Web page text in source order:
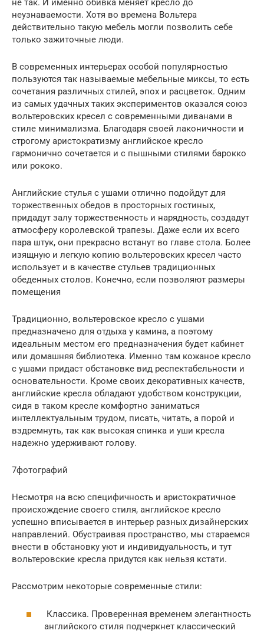
не так. И именно обивка меняет кресло до
неузнаваемости. Хотя во времена Вольтера
действительно такую мебель могли позволить себе
только зажиточные люди.
В современных интерьерах особой популярностью
пользуются так называемые мебельные миксы, то есть
сочетания различных стилей, эпох и расцветок. Одним
из самых удачных таких экспериментов оказался союз
вольтеровских кресел с современными диванами в
стиле минимализма. Благодаря своей лаконичности и
строгому аристократизму английское кресло
гармонично сочетается и с пышными стилями барокко
или рококо.
Английские стулья с ушами отлично подойдут для
торжественных обедов в просторных гостиных,
придадут залу торжественность и нарядность, создадут
атмосферу королевской трапезы. Даже если их всего
пара штук, они прекрасно встанут во главе стола. Более
изящную и легкую копию вольтеровских кресел часто
использует и в качестве стульев традиционных
обеденных столов. Конечно, если позволяют размеры
помещения
Традиционно, вольтеровское кресло с ушами
предназначено для отдыха у камина, а поэтому
идеальным местом его предназначения будет кабинет
или домашняя библиотека. Именно там кожаное кресло
с ушами придаст обстановке вид респектабельности и
основательности. Кроме своих декоративных качеств,
английские кресла обладают удобством конструкции,
сидя в таком кресле комфортно заниматься
интеллектуальным трудом, писать, читать, а порой и
вздремнуть, так как высокая спинка и уши кресла
надежно удерживают голову.
7фотографий
Несмотря на всю специфичность и аристократичное
происхождение своего стиля, английское кресло
успешно вписывается в интерьер разных дизайнерских
направлений. Обустраивая пространство, мы стараемся
внести в обстановку уют и индивидуальность, и тут
вольтеровские кресла придутся как нельзя кстати.
Рассмотрим некоторые современные стили:
Классика. Проверенная временем элегантность
английского стиля подчеркнет классический